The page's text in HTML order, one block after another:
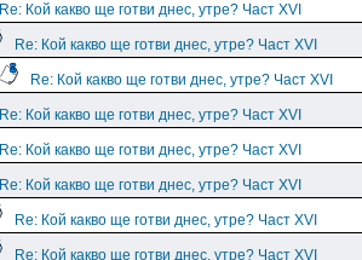
Re: Кой какво ще готви днес, утре? Част XVI
Re: Кой какво ще готви днес, утре? Част XVI
Re: Кой какво ще готви днес, утре? Част XVI
Re: Кой какво ще готви днес, утре? Част XVI
Re: Кой какво ще готви днес, утре? Част XVI
Re: Кой какво ще готви днес, утре? Част XVI
Re: Кой какво ще готви днес, утре? Част XVI
Re: Кой какво ще готви днес, утре? Част XVI